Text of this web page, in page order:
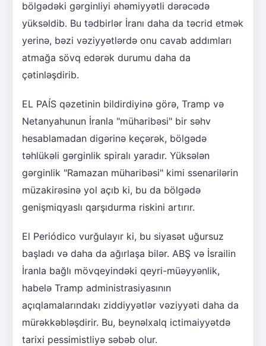
bölgədəki gərginliyi əhəmiyyətli dərəcədə
yüksəldib. Bu tədbirlər İranı daha da təcrid etmək
yerinə, bəzi vəziyyətlərdə onu cavab addımları
atmağa sövq edərək durumu daha da
çətinləşdirib.
EL PAÍS qəzetinin bildirdiyinə görə, Tramp və
Netanyahunun İranla "müharibəsi" bir səhv
hesablamadan digərinə keçərək, bölgədə
təhlükəli gərginlik spiralı yaradır. Yüksələn
gərginlik "Ramazan müharibəsi" kimi ssenarilərin
müzakirəsinə yol açıb ki, bu da bölgədə
genişmiqyaslı qarşıdurma riskini artırır.
El Periódico vurğulayır ki, bu siyasət uğursuz
başladı və daha da ağırlaşa bilər. ABŞ və İsrailin
İranla bağlı mövqeyindəki qeyri-müəyyənlik,
habelə Tramp administrasiyasının
açıqlamalarındakı ziddiyyətlər vəziyyəti daha da
mürəkkəbləşdirir. Bu, beynəlxalq ictimaiyyətdə
tarixi pessimistliyə səbəb olur.